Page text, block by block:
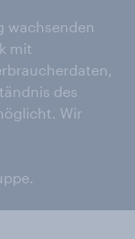
wachsenden
mit
des
Wir